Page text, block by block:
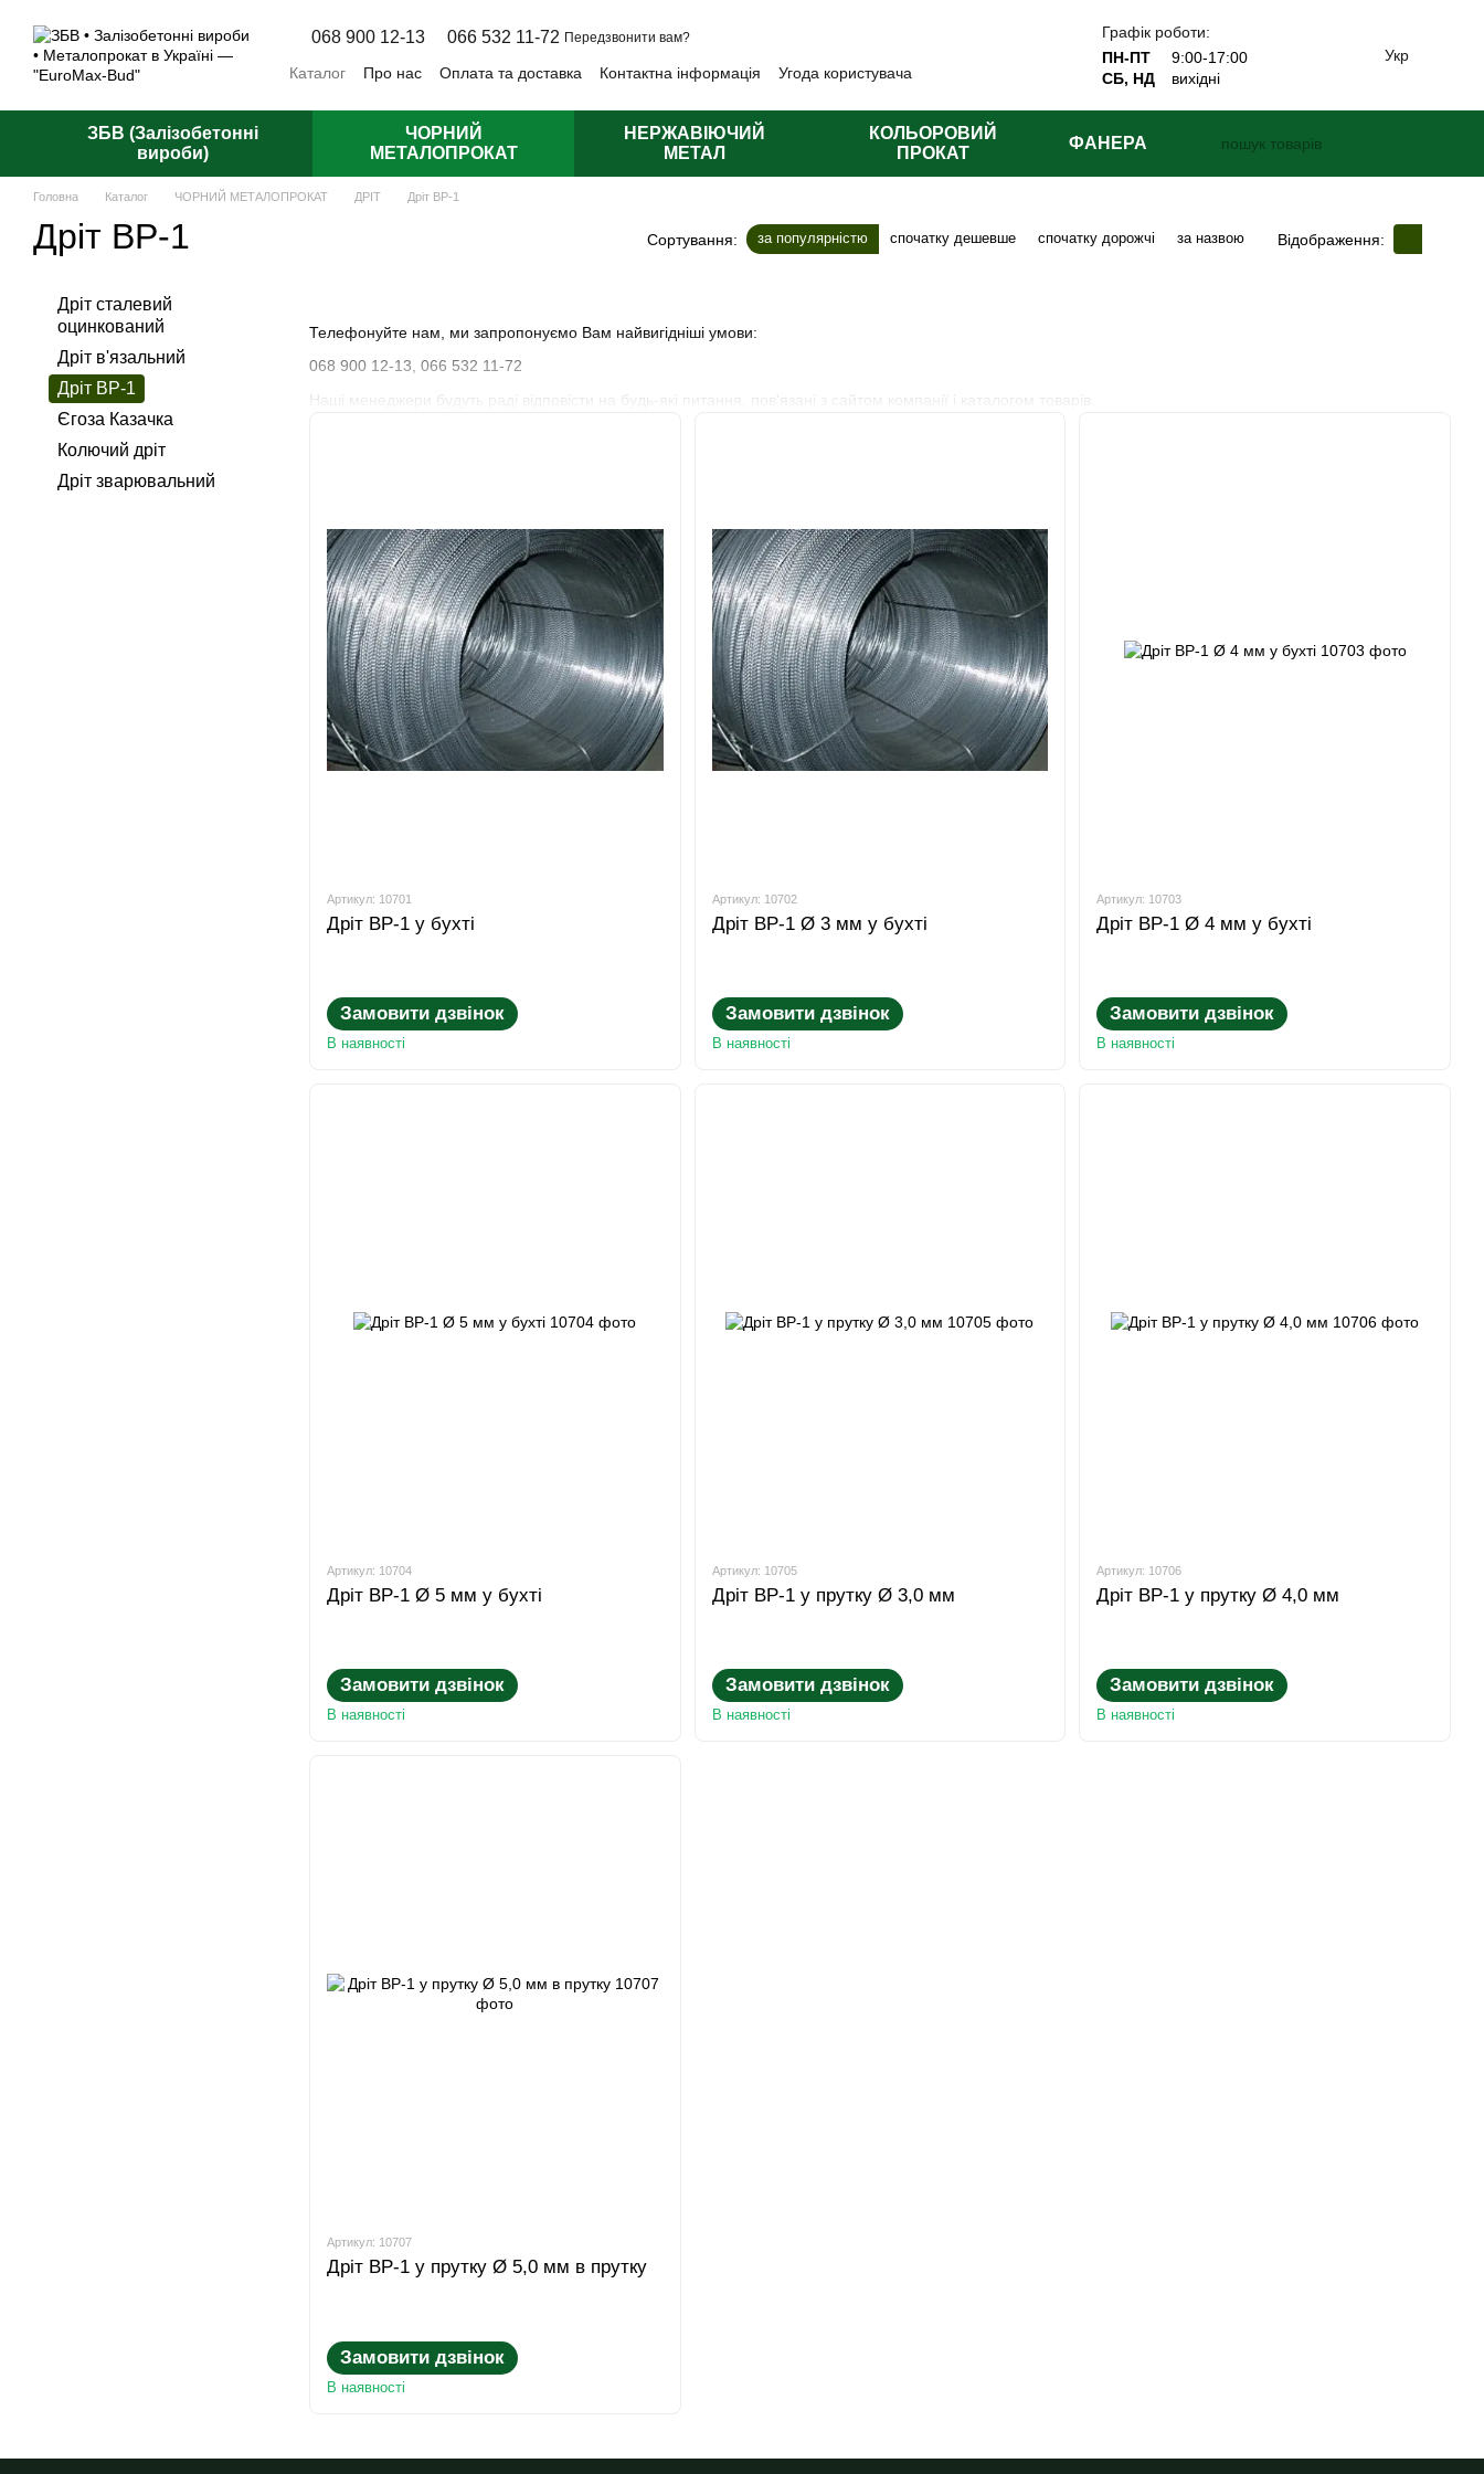
068 900 12-13 066 532 11-72 Передзвонити вам?
Каталог Про нас Оплата та доставка Контактна інформація
Угода користувача
Графік роботи:
ПН-ПТ
9:00-17:00
СБ, НД
вихідні
Укр
ЗБВ (Залізобетонні
вироби)
ЧОРНИЙ
МЕТАЛОПРОКАТ
НЕРЖАВІЮЧИЙ
МЕТАЛ
КОЛЬОРОВИЙ
ПРОКАТ
ФАНЕРА
Головна Каталог ЧОРНИЙ МЕТАЛОПРОКАТ ДРІТ Дріт ВР-1
Дріт ВР-1 Сортування: за популярністю спочатку дешевше спочатку дорожчі за назвою Відображення:
Телефонуйте нам, ми запропонуємо Вам найвигідніші умови:
068 900 12-13, 066 532 11-72
Наші менеджери будуть раді відповісти на будь-які питання, пов'язані з сайтом компанії і каталогом товарів.
Артикул: 10701
Дріт ВР-1 у бухті
Замовити дзвінок
В наявності
Артикул: 10702
Дріт ВР-1 Ø 3 мм у бухті
Замовити дзвінок
В наявності
Артикул: 10703
Дріт ВР-1 Ø 4 мм у бухті
Замовити дзвінок
В наявності
Артикул: 10704
Дріт ВР-1 Ø 5 мм у бухті
Замовити дзвінок
В наявності
Артикул: 10705
Дріт ВР-1 у прутку Ø 3,0 мм
Замовити дзвінок
В наявності
Артикул: 10706
Дріт ВР-1 у прутку Ø 4,0 мм
Замовити дзвінок
В наявності
Артикул: 10707
Дріт ВР-1 у прутку Ø 5,0 мм в прутку
Замовити дзвінок
В наявності
Дріт сталевий
оцинкований
Дріт в'язальний
Дріт ВР-1
Єгоза Казачка
Колючий дріт
Дріт зварювальний